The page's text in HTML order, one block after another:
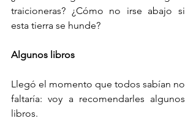
traicioneras? ¿Cómo no irse abajo si
esta tierra se hunde?
Algunos libros
Llegó el momento que todos sabían no
faltaría: voy a recomendarles algunos
libros.